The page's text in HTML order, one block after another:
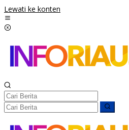
Lewati ke konten